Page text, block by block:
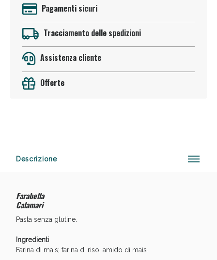
Pagamenti sicuri
Tracciamento delle spedizioni
Assistenza cliente
Offerte
Descrizione
Farabella
Calamari
Pasta senza glutine.
Ingredienti
Farina di mais; farina di riso; amido di mais.
Anticellulite e Fanghi: Sconto fino al 40% valido
Anticellulite e Fanghi: Sconto fino al 40% valido